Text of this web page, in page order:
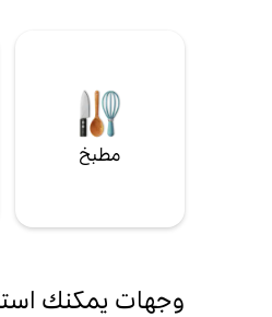
مطبخ
وجهات يمكنك